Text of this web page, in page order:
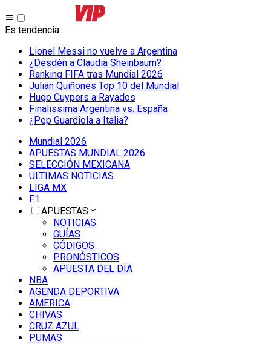
Es tendencia:
Lionel Messi no vuelve a Argentina
¿Desdén a Claudia Sheinbaum?
Ranking FIFA tras Mundial 2026
Julián Quiñones Top 10 del Mundial
Hugo Cuypers a Rayados
Finalissima Argentina vs. España
¿Pep Guardiola a Italia?
Mundial 2026
APUESTAS MUNDIAL 2026
SELECCIÓN MEXICANA
ULTIMAS NOTICIAS
LIGA MX
F1
APUESTAS
NOTICIAS
GUÍAS
CÓDIGOS
PRONÓSTICOS
APUESTA DEL DÍA
NBA
AGENDA DEPORTIVA
AMERICA
CHIVAS
CRUZ AZUL
PUMAS